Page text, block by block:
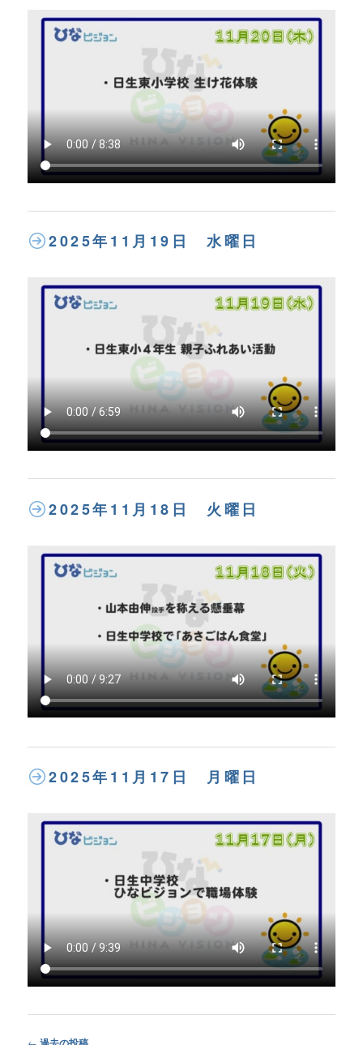
2025年11月19日 水曜日
2025年11月18日 火曜日
2025年11月17日 月曜日
Post
←